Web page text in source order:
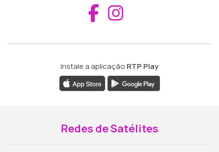
Aceder ao
Instale a aplicação RTP Play
Redes de Satélites